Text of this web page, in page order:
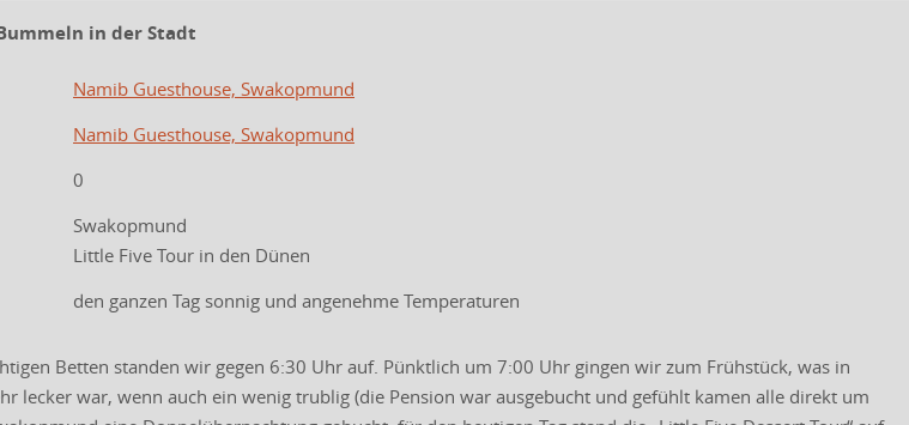
in der Stadt
Namib Guesthouse, Swakopmund
Namib Guesthouse, Swakopmund
0
Swakopmund
Little Five Tour in den Dünen
den ganzen Tag sonnig und angenehme Temperaturen
Betten standen wir gegen 6:30 Uhr auf. Pünktlich um 7:00 Uhr gingen wir zum Frühstück, was in
lecker war, wenn auch ein wenig trublig (die Pension war ausgebucht und gefühlt kamen alle direkt um